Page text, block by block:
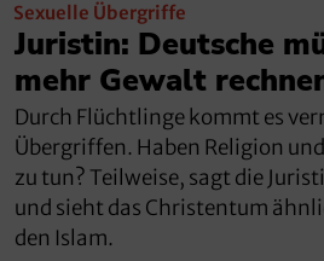
Sexuelle Übergriffe
Juristin: Deutsche
mehr Gewalt
Durch Flüchtlinge kommt es
Übergriffen. Haben Religion
zu tun? Teilweise, sagt die
und sieht das Christentum
den Islam.